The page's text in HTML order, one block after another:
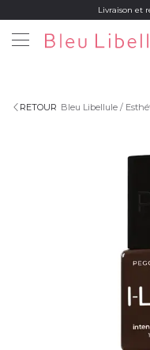
Livraison et
RETOUR Bleu Libellule